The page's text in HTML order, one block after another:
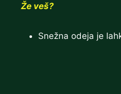
Že veš?
Snežna odeja je